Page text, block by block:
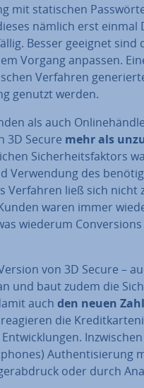
mit sta­ti­schen
nämlich erst
Besser geeignet sind
Vorgang anpassen.
Verfahren
genutzt werden.
als auch
3D Secure mehr als
Si­cher­heits­fak­tors
Ver­wen­dung des
Verfahren ließ sich
waren immer
wiederum
von 3D Secure –
und baut zudem die
auch den neuen
die
Au­then­ti­sie­rung
oder durch